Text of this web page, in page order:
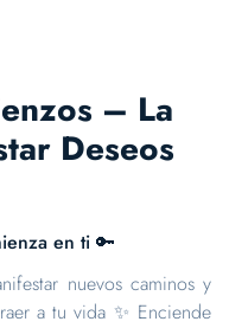
– La
Deseos
en ti 🔑
nuevos caminos y
a tu vida ✨ Enciende